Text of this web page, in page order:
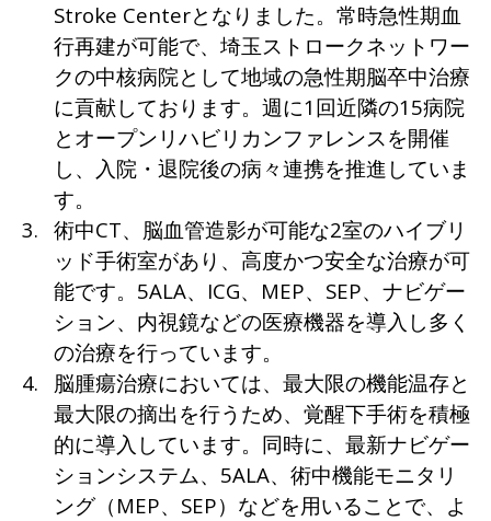
Stroke Centerとなりました。常時急性期血
行再建が可能で、埼玉ストロークネットワー
クの中核病院として地域の急性期脳卒中治療
に貢献しております。週に1回近隣の15病院
とオープンリハビリカンファレンスを開催
し、入院・退院後の病々連携を推進していま
す。
術中CT、脳血管造影が可能な2室のハイブリ
ッド手術室があり、高度かつ安全な治療が可
能です。5ALA、ICG、MEP、SEP、ナビゲー
ション、内視鏡などの医療機器を導入し多く
の治療を行っています。
脳腫瘍治療においては、最大限の機能温存と
最大限の摘出を行うため、覚醒下手術を積極
的に導入しています。同時に、最新ナビゲー
ションシステム、5ALA、術中機能モニタリ
ング（MEP、SEP）などを用いることで、よ